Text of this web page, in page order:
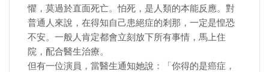
懼，莫過於直面死亡。怕死，是人類的本能反應。對
普通人來說，在得知自己患絕症的剎那，一定是惶恐
不安。一般人肯定都會立刻放下所有事情，馬上住
院，配合醫生治療。
但有一位演員，當醫生通知她說：「你得的是癌症，